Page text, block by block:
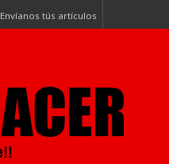
Envíanos tús artículos